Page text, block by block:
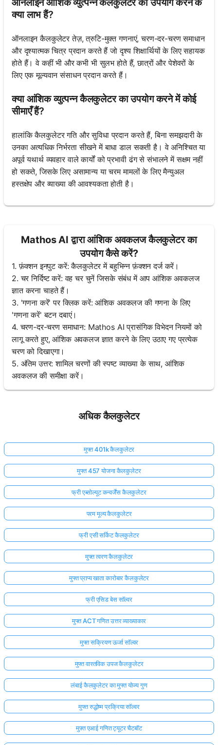
ऑनलाइन आंशिक व्युत्पन्न कैलकुलेटर का उपयोग करने के
क्या लाभ हैं?
ऑनलाइन कैलकुलेटर तेज़, त्रुटि-मुक्त गणनाएं, चरण-दर-चरण समाधान
और दृश्यात्मक चित्र प्रदान करते हैं जो दृश्य शिक्षार्थियों के लिए सहायक
होते हैं। वे कहीं भी और कभी भी सुलभ होते हैं, छात्रों और पेशेवरों के
लिए एक मूल्यवान संसाधन प्रदान करते हैं।
क्या आंशिक व्युत्पन्न कैलकुलेटर का उपयोग करने में कोई
सीमाएँ हैं?
हालांकि कैलकुलेटर गति और सुविधा प्रदान करते हैं, बिना समझदारी के
उनका अत्यधिक निर्भरता सीखने में बाधा डाल सकती है। वे अनिश्चित या
अपूर्व यथार्थ व्यवहार वाले कार्यों को प्रभावी ढंग से संभालने में सक्षम नहीं
हो सकते, जिसके लिए असामान्य या चरम मामलों के लिए मैन्युअल
हस्तक्षेप और व्याख्या की आवश्यकता होती है।
Mathos AI द्वारा आंशिक अवकलज कैलकुलेटर का
उपयोग कैसे करें?
1. फ़ंक्शन इनपुट करें: कैलकुलेटर में बहुभिन्न फ़ंक्शन दर्ज करें।
2. चर निर्दिष्ट करें: वह चर चुनें जिसके संबंध में आप आंशिक अवकलज
ज्ञात करना चाहते हैं।
3. 'गणना करें' पर क्लिक करें: आंशिक अवकलज की गणना के लिए
'गणना करें' बटन दबाएं।
4. चरण-दर-चरण समाधान: Mathos AI प्रासंगिक विभेदन नियमों को
लागू करते हुए, आंशिक अवकलज ज्ञात करने के लिए उठाए गए प्रत्येक
चरण को दिखाएगा।
5. अंतिम उत्तर: शामिल चरणों की स्पष्ट व्याख्या के साथ, आंशिक
अवकलज की समीक्षा करें।
अधिक कैलकुलेटर
मुफ्त 401k कैलकुलेटर
मुफ्त 457 योजना कैलकुलेटर
फ्री एब्सोल्यूट कन्वर्जेंस कैलकुलेटर
परम मूल्य कैलकुलेटर
फ्री एसी सर्किट कैलकुलेटर
मुफ्त त्वरण कैलकुलेटर
मुफ्त प्राप्य खाता कारोबार कैलकुलेटर
फ्री एसिड बेस सॉल्वर
मुफ्त ACT गणित उत्तर व्याख्याकार
मुफ्त सक्रियण ऊर्जा सॉल्वर
मुफ्त वास्तविक उपज कैलकुलेटर
लंबाई कैलकुलेटर का मुफ्त योज्य गुण
मुफ्त रुद्धोष्म प्रक्रिया सॉल्वर
मुफ़्त एआई गणित ट्यूटर चैटबॉट